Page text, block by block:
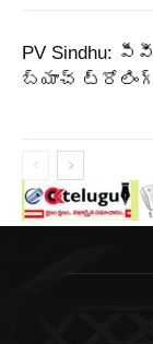
PV Sindhu:
బ్యాచ్